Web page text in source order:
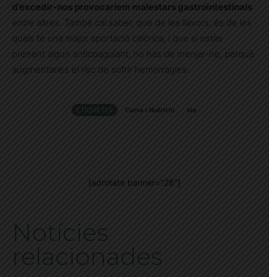
d’excedir-nos provocaríem malestars gastrointestinals
entre altres. També cal saber, que de les llavors, és de les
quals té una major aportació calòrica, i que si estàs
prenent algun anticoagulant, no has de menjar-ne, perquè
augmentaries el risc de sofrir hemorràgies.
ETIQUETES Cuina i Nutrició xia
[adrotate banner="28"]
Notícies
relacionades